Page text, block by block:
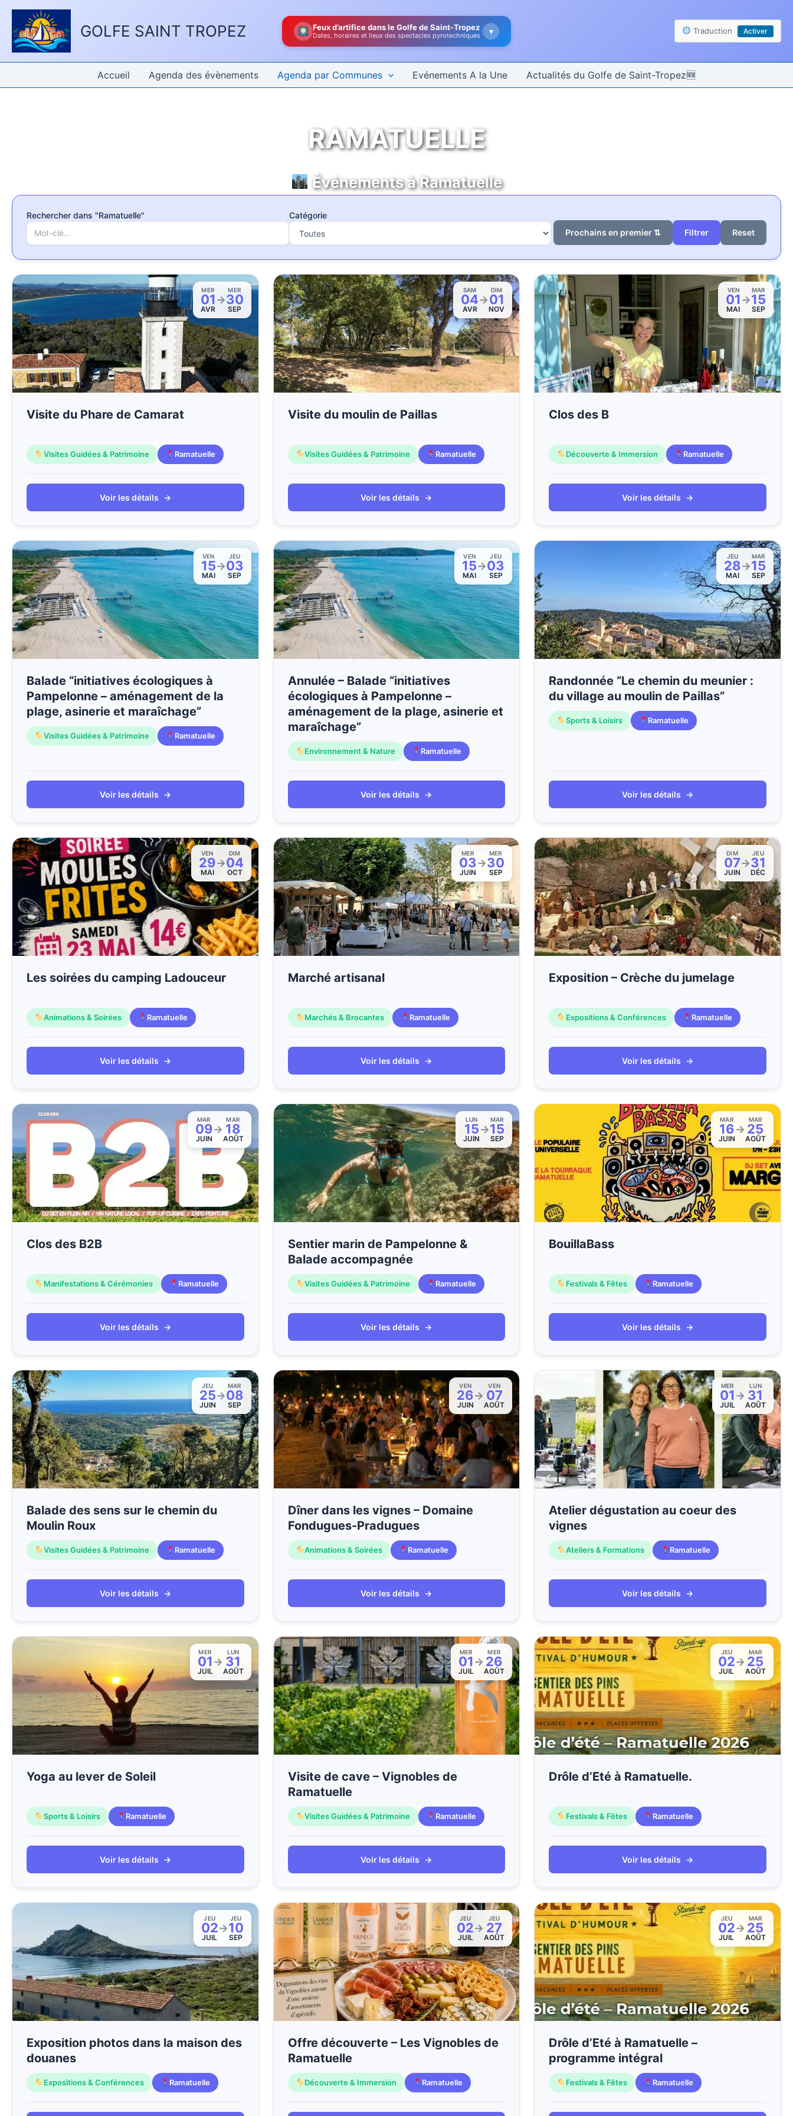
Panneau de gestion des cookies
Aller
contenu
GOLFE SAINT TROPEZ Feux d’artifice dans le Golfe de Saint-Tropez
Dates, horaires et lieux des spectacles pyrotechniques ▾ Traduction Activer
Accueil Agenda des évènements Agenda par Communes Evénements A la Une Actualités du Golfe de Saint-Tropez
RAMATUELLE
Événements à Ramatuelle
Rechercher dans "Ramatuelle"
Catégorie
Prochains en premier ⇅
Reset
MER
01
AVR
→
MER
30
SEP
Visite du Phare de Camarat
Visites Guidées & Patrimoine Ramatuelle
Voir les détails →
SAM
04
AVR
→
DIM
01
NOV
Visite du moulin de Paillas
Visites Guidées & Patrimoine Ramatuelle
Voir les détails →
VEN
01
MAI
→
MAR
15
SEP
Clos des B
Découverte & Immersion Ramatuelle
Voir les détails →
VEN
15
MAI
→
JEU
03
SEP
Balade “initiatives écologiques à
Pampelonne – aménagement de la
plage, asinerie et maraîchage”
Visites Guidées & Patrimoine Ramatuelle
Voir les détails →
VEN
15
MAI
→
JEU
03
SEP
Annulée – Balade “initiatives
écologiques à Pampelonne –
aménagement de la plage, asinerie et
maraîchage”
Environnement & Nature Ramatuelle
Voir les détails →
JEU
28
MAI
→
MAR
15
SEP
Randonnée “Le chemin du meunier :
du village au moulin de Paillas”
Sports & Loisirs Ramatuelle
Voir les détails →
VEN
29
MAI
→
DIM
04
OCT
Les soirées du camping Ladouceur
Animations & Soirées Ramatuelle
Voir les détails →
MER
03
JUIN
→
MER
30
SEP
Marché artisanal
Marchés & Brocantes Ramatuelle
Voir les détails →
DIM
07
JUIN
→
JEU
31
DÉC
Exposition – Crèche du jumelage
Expositions & Conférences Ramatuelle
Voir les détails →
MAR
09
JUIN
→
MAR
18
AOÛT
Clos des B2B
Manifestations & Cérémonies Ramatuelle
Voir les détails →
LUN
15
JUIN
→
MAR
15
SEP
Sentier marin de Pampelonne &
Balade accompagnée
Visites Guidées & Patrimoine Ramatuelle
Voir les détails →
MAR
16
JUIN
→
MAR
25
AOÛT
BouillaBass
Festivals & Fêtes Ramatuelle
Voir les détails →
JEU
25
JUIN
→
MAR
08
SEP
Balade des sens sur le chemin du
Moulin Roux
Visites Guidées & Patrimoine Ramatuelle
Voir les détails →
VEN
26
JUIN
→
VEN
07
AOÛT
Dîner dans les vignes – Domaine
Fondugues-Pradugues
Animations & Soirées Ramatuelle
Voir les détails →
MER
01
JUIL
→
LUN
31
AOÛT
Atelier dégustation au coeur des
vignes
Ateliers & Formations Ramatuelle
Voir les détails →
MER
01
JUIL
→
LUN
31
AOÛT
Yoga au lever de Soleil
Sports & Loisirs Ramatuelle
Voir les détails →
MER
01
JUIL
→
MER
26
AOÛT
Visite de cave – Vignobles de
Ramatuelle
Visites Guidées & Patrimoine Ramatuelle
Voir les détails →
JEU
02
JUIL
→
MAR
25
AOÛT
Drôle d’Eté à Ramatuelle.
Festivals & Fêtes Ramatuelle
Voir les détails →
JEU
02
JUIL
→
JEU
10
SEP
Exposition photos dans la maison des
douanes
Expositions & Conférences Ramatuelle
JEU
02
JUIL
→
JEU
27
AOÛT
Offre découverte – Les Vignobles de
Ramatuelle
Découverte & Immersion Ramatuelle
JEU
02
JUIL
→
MAR
25
AOÛT
Drôle d’Eté à Ramatuelle –
programme intégral
Festivals & Fêtes Ramatuelle